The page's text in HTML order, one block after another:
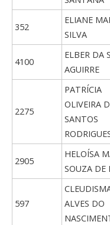
352
ELIANE
SILVA
4100
ELBER DA
AGUIRRE
2275
PATRÍCIA
OLIVEIRA
SANTOS
2905
HELOÍSA
SOUZA DE
597
ALVES DO